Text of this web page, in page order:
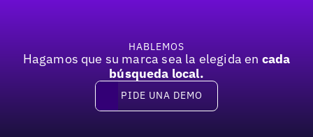
HABLEMOS
Hagamos que su marca sea la elegida en cada
búsqueda local.
Pide una demo
PIDE UNA DEMO